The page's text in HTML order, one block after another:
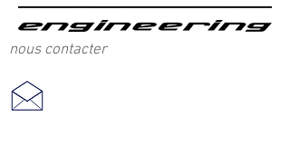
nous contacter